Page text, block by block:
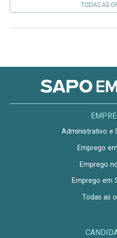
TODAS AS
Administrativo e
Emprego
Emprego
Emprego em
Todas as